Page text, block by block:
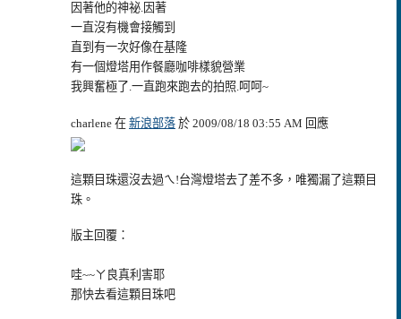
因著他的神祕.因著
一直沒有機會接觸到
直到有一次好像在基隆
有一個燈塔用作餐廳咖啡樣貌營業
我興奮極了.一直跑來跑去的拍照.呵呵~
charlene 在 新浪部落 於 2009/08/18 03:55 AM 回應
這顆目珠還沒去過ㄟ!台灣燈塔去了差不多，唯獨漏了這顆目
珠。
版主回覆：
哇~~ㄚ良真利害耶
那快去看這顆目珠吧